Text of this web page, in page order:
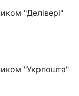
"Делівері"
"Укрпошта"